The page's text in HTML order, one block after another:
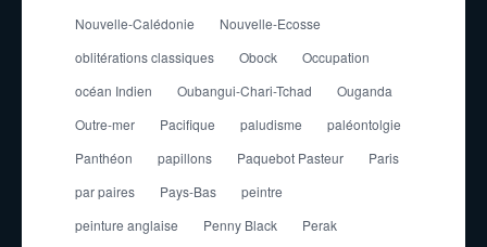
Nouvelle-Calédonie
Nouvelle-Ecosse
oblitérations classiques
Obock
Occupation
océan Indien
Oubangui-Chari-Tchad
Ouganda
Outre-mer
Pacifique paludisme
paléontolgie
Panthéon
papillons Paquebot Pasteur
Paris
par paires
Pays-Bas
peintre
peinture anglaise
Penny Black
Perak